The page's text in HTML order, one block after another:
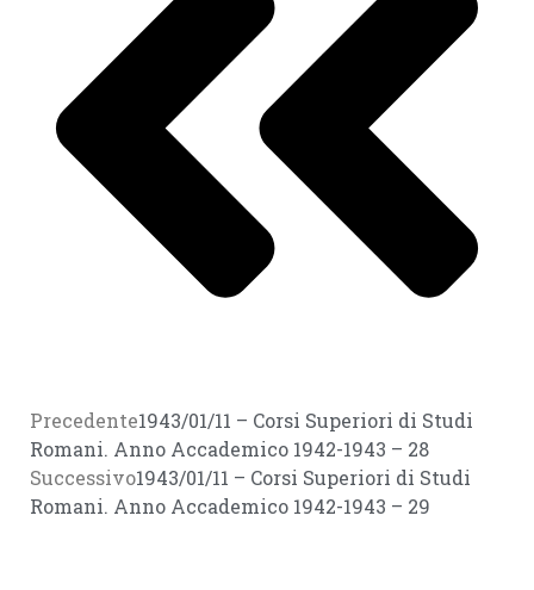
Precedente1943/01/11 – Corsi Superiori di Studi
Romani. Anno Accademico 1942-1943 – 28
Successivo1943/01/11 – Corsi Superiori di Studi
Romani. Anno Accademico 1942-1943 – 29